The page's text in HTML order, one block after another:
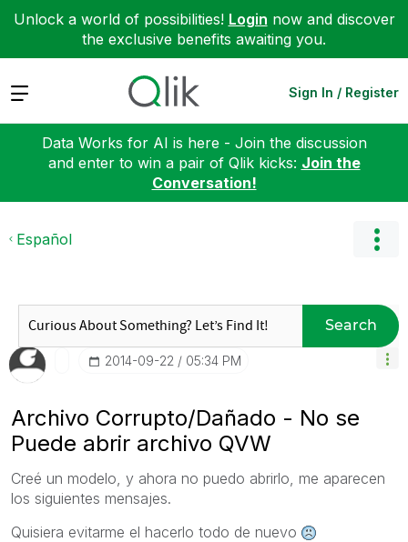
Unlock a world of possibilities! Login now and discover
the exclusive benefits awaiting you.
Expand Sign In / Register
Data Works for AI is here - Join the discussion
and enter to win a pair of Qlik kicks: Join the
Conversation!
Español
Search
‎2014-09-22 05:34 PM
Archivo Corrupto/Dañado - No se
Puede abrir archivo QVW
Creé un modelo, y ahora no puedo abrirlo, me aparecen
los siguientes mensajes.
Quisiera evitarme el hacerlo todo de nuevo